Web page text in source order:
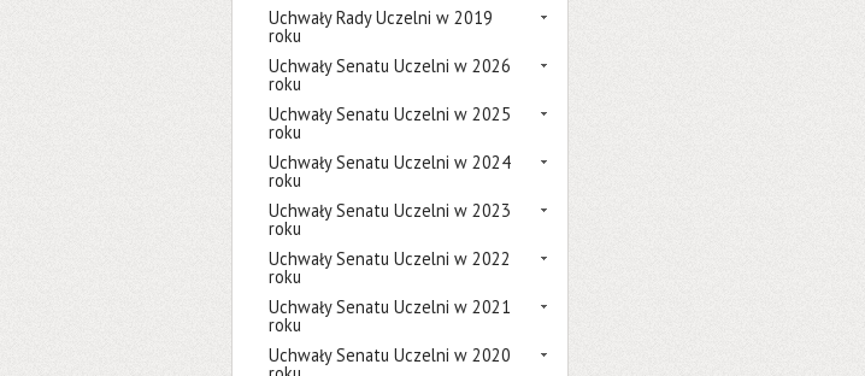
Uchwały Rady Uczelni w 2019
roku
Uchwały Senatu Uczelni w 2026
roku
Uchwały Senatu Uczelni w 2025
roku
Uchwały Senatu Uczelni w 2024
roku
Uchwały Senatu Uczelni w 2023
roku
Uchwały Senatu Uczelni w 2022
roku
Uchwały Senatu Uczelni w 2021
roku
Uchwały Senatu Uczelni w 2020